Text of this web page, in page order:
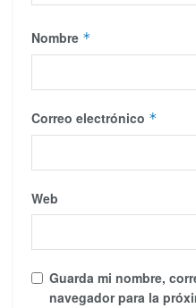
Nombre *
Correo electrónico *
Web
Guarda mi nombre,
navegador para la